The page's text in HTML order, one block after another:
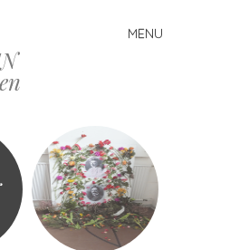
MENU